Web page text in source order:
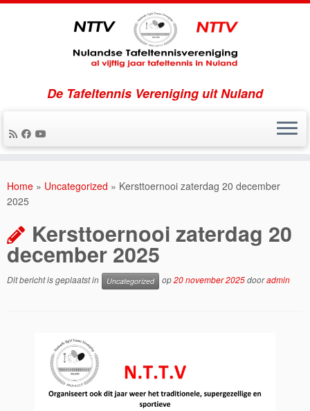
naar
inhoud
De Tafeltennis Vereniging uit Nuland
Home » Uncategorized » Kersttoernooi zaterdag 20 december
2025
Kersttoernooi zaterdag 20
december 2025
Dit bericht is geplaatst in Uncategorized op20 november 2025dooradmin